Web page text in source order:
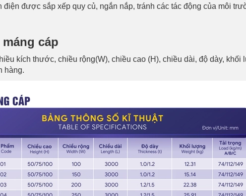
được sắp xếp quy củ, ngắn nắp, tránh các tác động của môi
cáp
kích thước, chiều rộng(W), chiều cao (H), chiều dài, độ dày, khối
hàng.